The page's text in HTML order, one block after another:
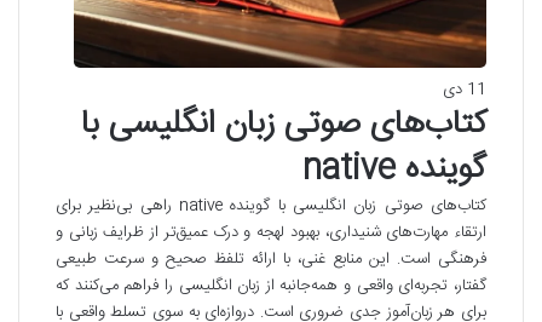
11 دی
کتاب‌های صوتی زبان انگلیسی با
گوینده native
کتاب‌های صوتی زبان انگلیسی با گوینده native راهی بی‌نظیر برای
ارتقاء مهارت‌های شنیداری، بهبود لهجه و درک عمیق‌تر از ظرایف زبانی و
فرهنگی است. این منابع غنی، با ارائه تلفظ صحیح و سرعت طبیعی
گفتار، تجربه‌ای واقعی و همه‌جانبه از زبان انگلیسی را فراهم می‌کنند که
برای هر زبان‌آموز جدی ضروری است. دروازه‌ای به سوی تسلط واقعی با